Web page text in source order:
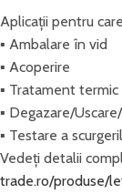
Aplicații pentru
▪️ Ambalare în vid
▪️ Acoperire
▪️ Tratament termic
▪️ Degazare/
▪️ Testare a
Vedeți detalii
trade.ro/produse/